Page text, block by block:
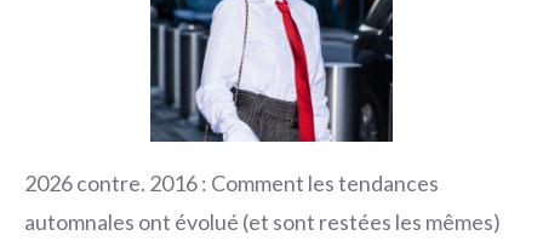
2026 contre. 2016 : Comment les tendances
automnales ont évolué (et sont restées les mêmes)